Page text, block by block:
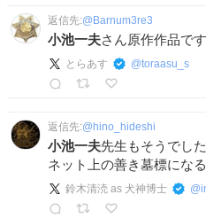
返信先:@ Barnum3re3
小池一夫さん原作作品で
とらあす @toraasu_s
返信先:@ hino_hideshi
小池一夫先生もそうでし
ネット上の善き墓標にな
鈴木清涜 as 犬神博士 @